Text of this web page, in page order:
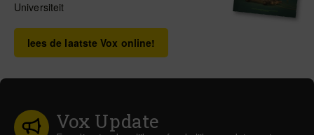
Universiteit
lees de laatste Vox online!
Vox Update